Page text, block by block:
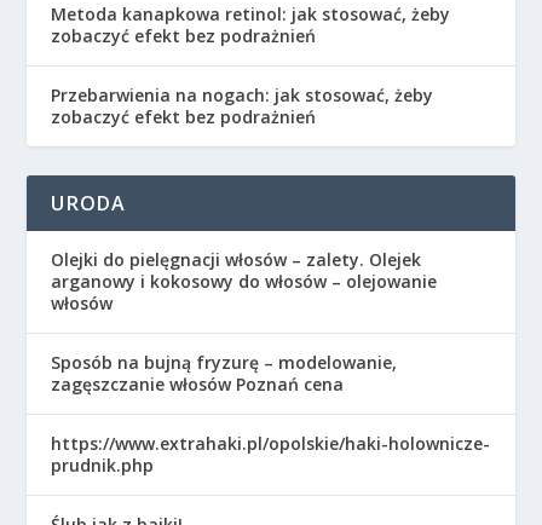
Metoda kanapkowa retinol: jak stosować, żeby
zobaczyć efekt bez podrażnień
Przebarwienia na nogach: jak stosować, żeby
zobaczyć efekt bez podrażnień
URODA
Olejki do pielęgnacji włosów – zalety. Olejek
arganowy i kokosowy do włosów – olejowanie
włosów
Sposób na bujną fryzurę – modelowanie,
zagęszczanie włosów Poznań cena
https://www.extrahaki.pl/opolskie/haki-holownicze-
prudnik.php